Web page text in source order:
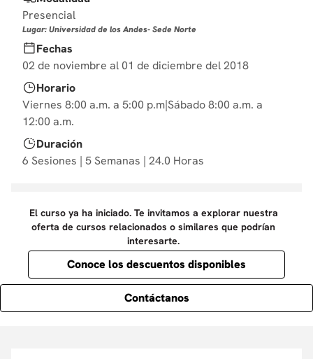
10. marketing
Presencial
Lugar: Universidad de los Andes- Sede Norte
Fechas
02 de noviembre al 01 de diciembre del 2018
Horario
Viernes 8:00 a.m. a 5:00 p.m|Sábado 8:00 a.m. a
12:00 a.m.
Duración
6 Sesiones | 5 Semanas | 24.0 Horas
El curso ya ha iniciado. Te invitamos a explorar nuestra
oferta de cursos relacionados o similares que podrían
interesarte.
Conoce los descuentos disponibles
Contáctanos